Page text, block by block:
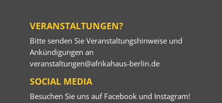
VERANSTALTUNGEN?
Bitte senden Sie Veranstaltungshinweise und
Ankündigungen an
veranstaltungen@afrikahaus-berlin.de
SOCIAL MEDIA
Besuchen Sie uns auf Facebookund Instagram!